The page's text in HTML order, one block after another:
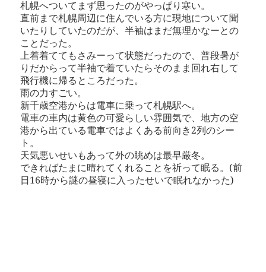
札幌へついてまず思ったのがやっぱり寒い。
直前まで札幌周辺に住んでいる方に現地について聞
いたりしていたのだが、半袖はまだ無理かなーとの
ことだった。
上着着ててもさみーって状態だったので、普段暑が
りだからって半袖で着ていたらそのまま回れ右して
飛行機に帰るところだった。
雨の力すごい。
新千歳空港からは電車に乗って札幌駅へ。
電車の車内は黄色の可愛らしい雰囲気で、地方の空
港から出ている電車ではよくある前向き2列のシー
ト。
天気悪いせいもあって外の眺めは最早厳冬。
できればたまに晴れてくれることを祈って眠る。(前
日16時から謎の昼寝に入ったせいで眠れなかった)